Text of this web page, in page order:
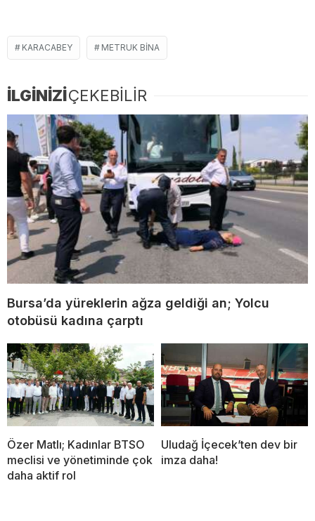
KARACABEY METRUK BINA
İLGİNİZİÇEKEBİLİR
Bursa’da yüreklerin ağza geldiği an; Yolcu
otobüsü kadına çarptı
Özer Matlı; Kadınlar BTSO
meclisi ve yönetiminde çok
daha aktif rol
Uludağ İçecek’ten dev bir
imza daha!